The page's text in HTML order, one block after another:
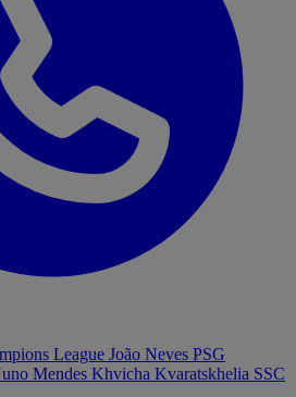
League João Neves PSG
Mendes Khvicha Kvaratskhelia SSC